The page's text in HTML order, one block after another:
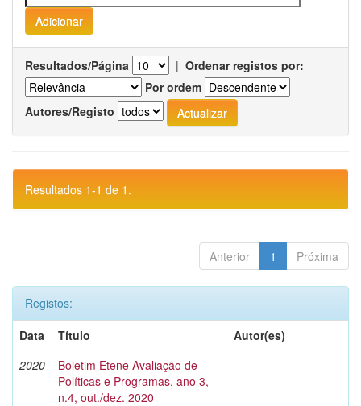
Resultados/Página | Ordenar registos por:
Por ordem
Autores/Registo
Resultados 1-1 de 1.
Anterior 1 Próxima
Registos:
Data
Título
Autor(es)
2020
Boletim Etene Avaliação de
Políticas e Programas, ano 3,
n.4, out./dez. 2020
-